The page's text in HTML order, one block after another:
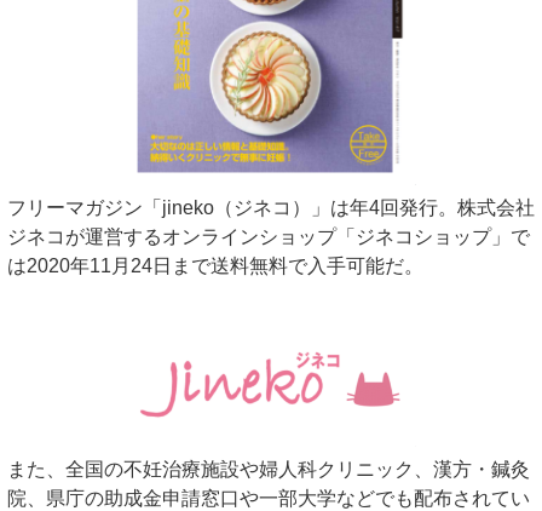
フリーマガジン「jineko（ジネコ）」は年4回発行。株式会社
ジネコが運営するオンラインショップ「ジネコショップ」で
は2020年11月24日まで送料無料で入手可能だ。
また、全国の不妊治療施設や婦人科クリニック、漢方・鍼灸
院、県庁の助成金申請窓口や一部大学などでも配布されてい